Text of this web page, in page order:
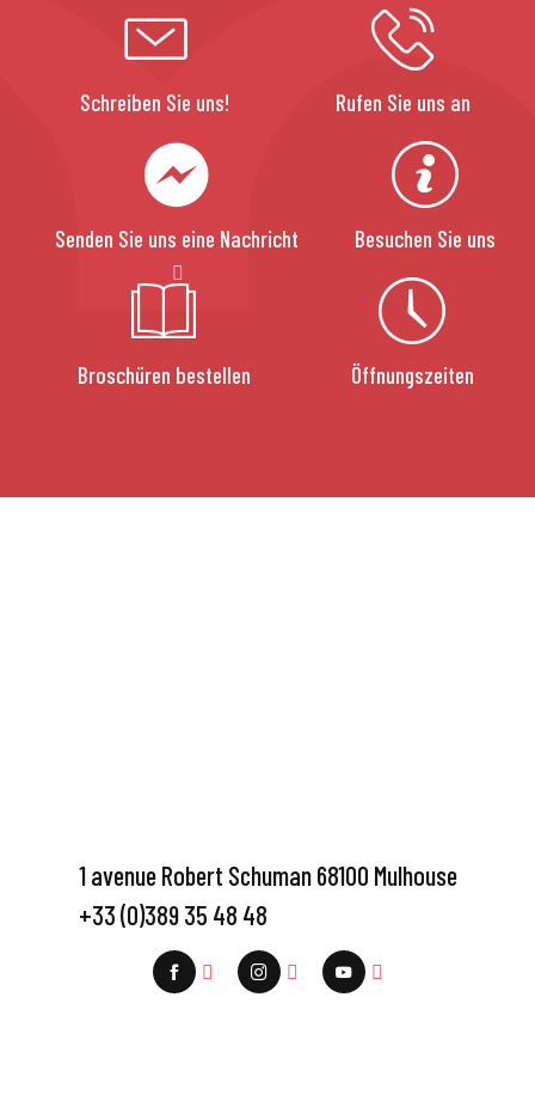
Schreiben Sie uns! Rufen Sie uns an
Senden Sie uns eine Nachricht Besuchen Sie uns
Broschüren bestellen Öffnungszeiten
1 avenue Robert Schuman 68100 Mulhouse
+33 (0)389 35 48 48